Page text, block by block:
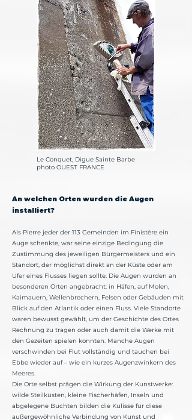
Le Conquet, Digue Sainte Barbe
photo OUEST FRANCE
An welchen Orten wurden die Augen
installiert?
Als Pierre jeder der 113 Gemeinden im Finistère ein
Auge schenkte, war seine einzige Bedingung die
Zustimmung des jeweiligen Bürgermeisters und ein
Standort, der möglichst direkt an der Küste oder am
Ufer eines Flusses liegen sollte. Die Augen wurden an
besonderen Orten angebracht: in Häfen, auf Molen,
Kaimauern, Wellenbrechern, Felsen oder Gebäuden mit
Blick auf den Atlantik oder einen Fluss. Viele Standorte
waren bewusst gewählt, um der Geschichte des Ortes
Rechnung zu tragen oder auch damit die Werke mit
den Gezeiten spielen konnten. Manche Augen
verschwinden bei Flut vollständig und tauchen bei
Ebbe wieder auf – wie ein kurzes Augenzwinkern des
Meeres.
Die Orte selbst prägen die Wirkung der Kunstwerke:
wilde Steilküsten, kleine Fischerhäfen, Inseln und
abgelegene Buchten bilden die Kulisse für diese
außergewöhnliche Verbindung von Kunst und